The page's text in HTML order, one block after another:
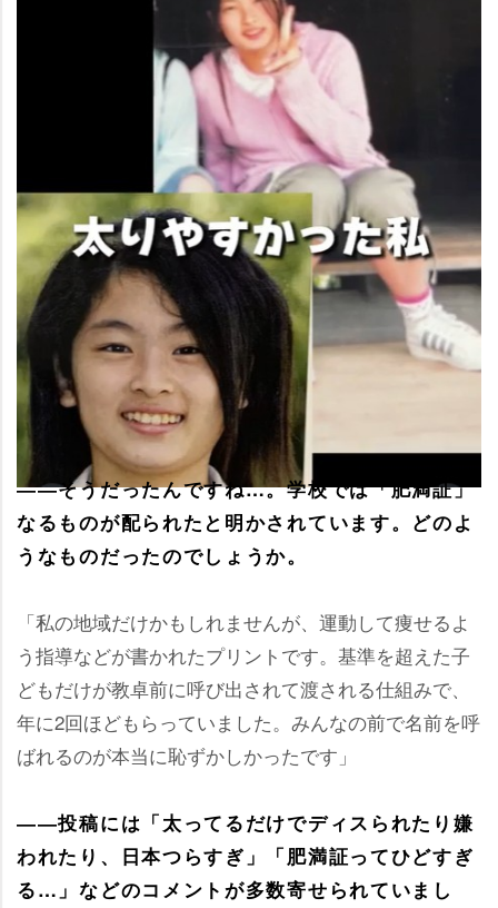
――そうだったんですね…。学校では「肥満証」
なるものが配られたと明かされています。どのよ
うなものだったのでしょうか。
「私の地域だけかもしれませんが、運動して痩せるよ
う指導などが書かれたプリントです。基準を超えた子
どもだけが教卓前に呼び出されて渡される仕組みで、
年に2回ほどもらっていました。みんなの前で名前を呼
ばれるのが本当に恥ずかしかったです」
――投稿には「太ってるだけでディスられたり嫌
われたり、日本つらすぎ」「肥満証ってひどすぎ
る…」などのコメントが多数寄せられていまし